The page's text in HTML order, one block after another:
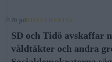
20 julKONSERVATIV
SD och Tidö avskaffar
våldtäkter och andra